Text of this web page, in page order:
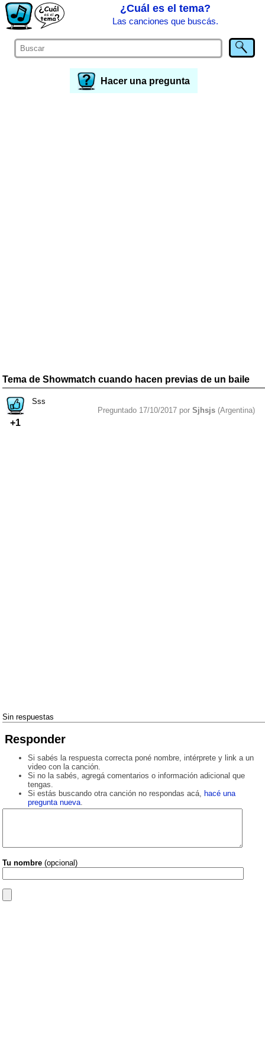
¿Cuál es el tema?
Las canciones que buscás.
Hacer una pregunta
Tema de Showmatch cuando hacen previas de un baile
+1
Sss
Preguntado 17/10/2017 por Sjhsjs (Argentina)
Sin respuestas
Responder
Si sabés la respuesta correcta poné nombre, intérprete y link a un
video con la canción.
Si no la sabés, agregá comentarios o información adicional que
tengas.
Si estás buscando otra canción no respondas acá, hacé una
pregunta nueva.
Tu nombre (opcional)